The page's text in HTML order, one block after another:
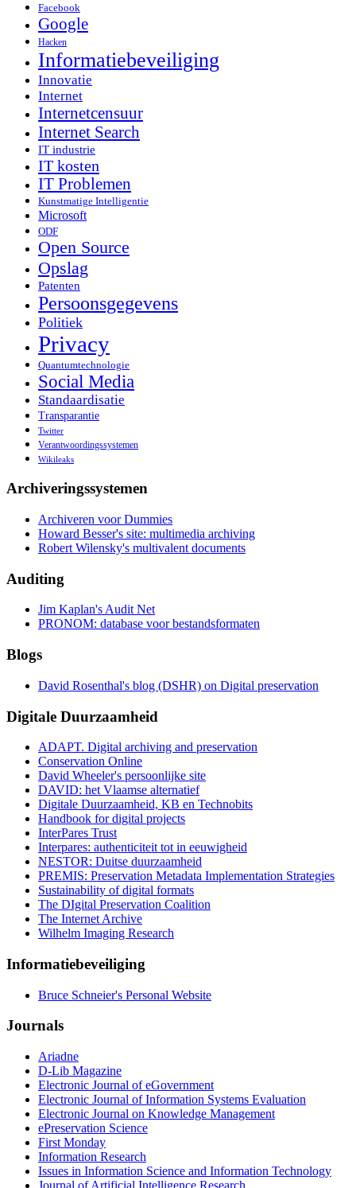
Facebook
Google
Hacken
Informatiebeveiliging
Innovatie
Internet
Internetcensuur
Internet Search
IT industrie
IT kosten
IT Problemen
Kunstmatige Intelligentie
Microsoft
ODF
Open Source
Opslag
Patenten
Persoonsgegevens
Politiek
Privacy
Quantumtechnologie
Social Media
Standaardisatie
Transparantie
Twitter
Verantwoordingssystemen
Wikileaks
Archiveringssystemen
Archiveren voor Dummies
Howard Besser's site: multimedia archiving
Robert Wilensky's multivalent documents
Auditing
Jim Kaplan's Audit Net
PRONOM: database voor bestandsformaten
Blogs
David Rosenthal's blog (DSHR) on Digital preservation
Digitale Duurzaamheid
ADAPT. Digital archiving and preservation
Conservation Online
David Wheeler's persoonlijke site
DAVID: het Vlaamse alternatief
Digitale Duurzaamheid, KB en Technobits
Handbook for digital projects
InterPares Trust
Interpares: authenticiteit tot in eeuwigheid
NESTOR: Duitse duurzaamheid
PREMIS: Preservation Metadata Implementation Strategies
Sustainability of digital formats
The DIgital Preservation Coalition
The Internet Archive
Wilhelm Imaging Research
Informatiebeveiliging
Bruce Schneier's Personal Website
Journals
Ariadne
D-Lib Magazine
Electronic Journal of eGovernment
Electronic Journal of Information Systems Evaluation
Electronic Journal on Knowledge Management
ePreservation Science
First Monday
Information Research
Issues in Information Science and Information Technology